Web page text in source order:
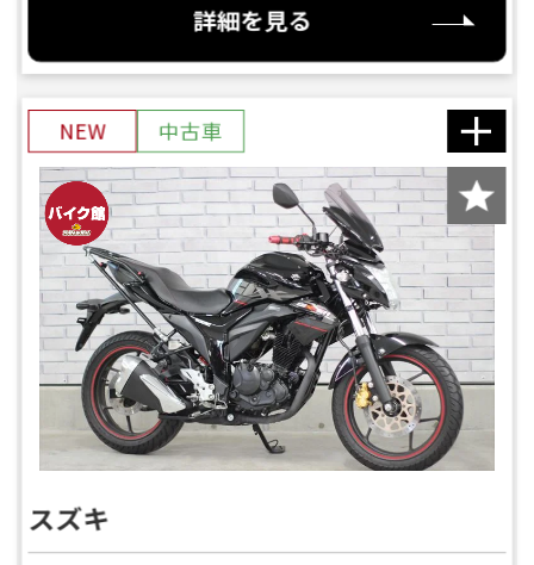
詳細を見る
NEW 中古車
スズキ